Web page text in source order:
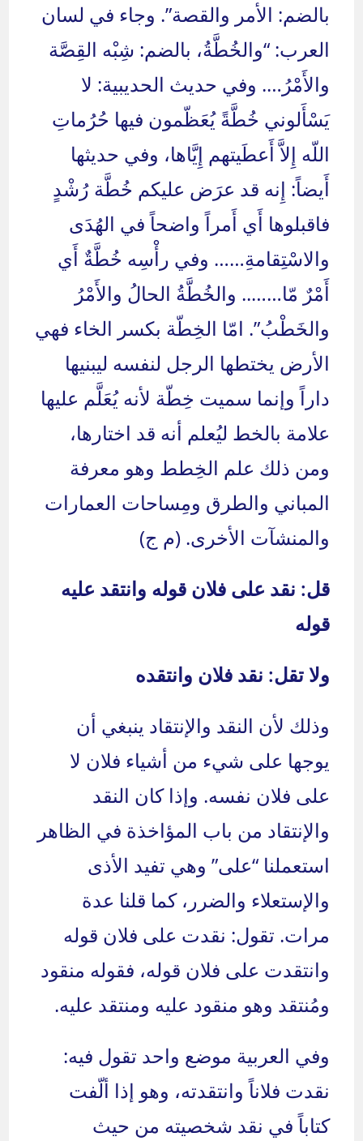
بالضم: الأمر والقصة”. وجاء في لسان
العرب: “والخُطَّةُ، بالضم: شِبْه القِصَّة
والأَمْرُ…. وفي حديث الحديبية: لا
يَسْأَلوني خُطَّةً يُعَظّمون فيها حُرُماتِ
اللّه إِلاَّ أَعطَيتهم إِيَّاها، وفي حديثها
أَيضاً: إِنه قد عرَض عليكم خُطَّة رُشْدٍ
فاقبلوها أَي أَمراً واضحاً في الهُدَى
والاسْتِقامةِ…… وفي رأْسِه خُطَّةٌ أَي
أَمْرٌ مّا…….. والخُطَّةُ الحالُ والأَمْرُ
والخَطْبُ”. امّا الخِطّة بكسر الخاء فهي
الأرض يختطها الرجل لنفسه ليبنيها
داراً وإنما سميت خِطّة لأنه يُعَلَّم عليها
علامة بالخط ليُعلم أنه قد اختارها،
ومن ذلك علم الخِطط وهو معرفة
المباني والطرق ومِساحات العمارات
والمنشآت الأخرى. (م ج)
قل: نقد على فلان قوله وانتقد عليه
قوله
ولا تقل: نقد فلان وانتقده
وذلك لأن النقد والإنتقاد ينبغي أن
يوجها على شيء من أشياء فلان لا
على فلان نفسه. وإذا كان النقد
والإنتقاد من باب المؤاخذة في الظاهر
استعملنا “على” وهي تفيد الأذى
والإستعلاء والضرر، كما قلنا عدة
مرات. تقول: نقدت على فلان قوله
وانتقدت على فلان قوله، فقوله منقود
ومُنتقد وهو منقود عليه ومنتقد عليه.
وفي العربية موضع واحد تقول فيه:
نقدت فلاناً وانتقدته، وهو إذا ألّفت
كتاباً في نقد شخصيته من حيث